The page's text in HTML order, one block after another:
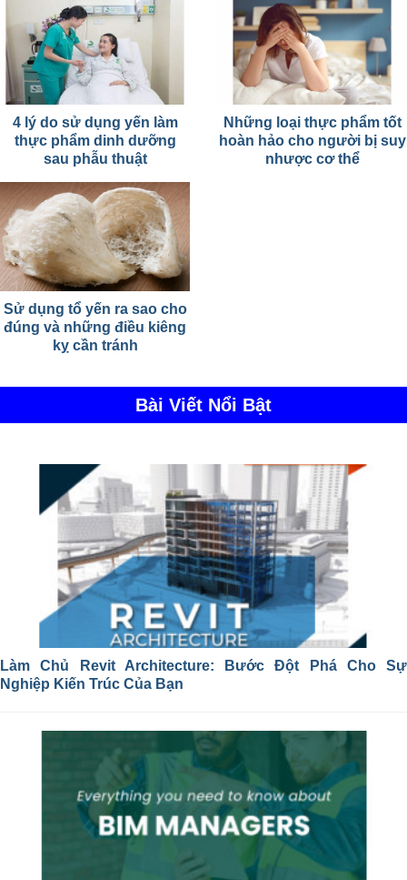
4 lý do sử dụng yến làm
thực phẩm dinh dưỡng
sau phẫu thuật
Những loại thực phẩm tốt
hoàn hảo cho người bị suy
nhược cơ thể
Sử dụng tổ yến ra sao cho
đúng và những điều kiêng
kỵ cần tránh
Bài Viết Nổi Bật
Làm Chủ Revit Architecture: Bước Đột Phá Cho Sự
Nghiệp Kiến Trúc Của Bạn